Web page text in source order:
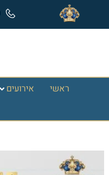
ראשי אירועים